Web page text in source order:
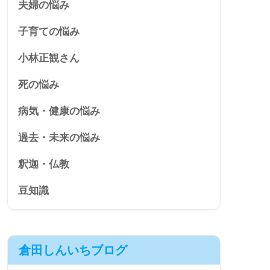
夫婦の悩み
子育ての悩み
小林正観さん
死の悩み
病気・健康の悩み
過去・未来の悩み
釈迦・仏教
豆知識
倉田しんいちブログ